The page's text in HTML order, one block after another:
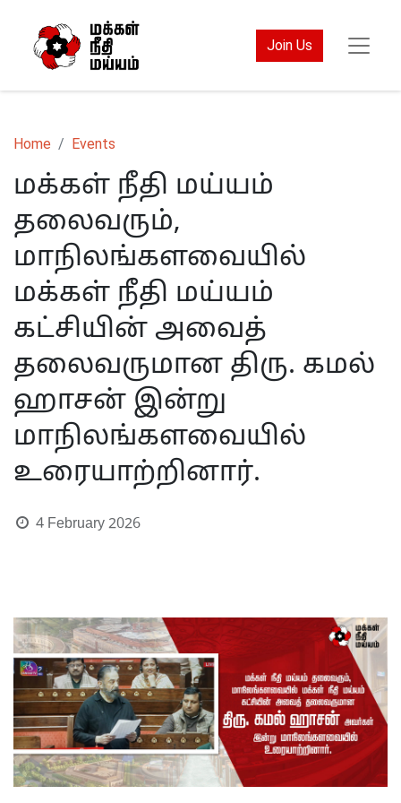
Join Us
Home Events
மக்கள் நீதி மய்யம்
தலைவரும்,
மாநிலங்களவையில்
மக்கள் நீதி மய்யம்
கட்சியின் அவைத்
தலைவருமான திரு. கமல்
ஹாசன் இன்று
மாநிலங்களவையில்
உரையாற்றினார்.
4 February 2026